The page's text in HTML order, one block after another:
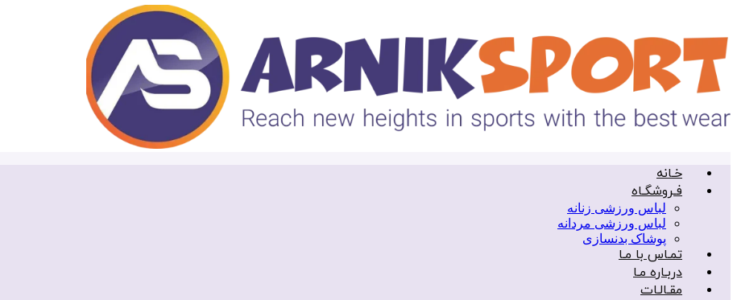
خـانه
فـروشگـاه
لباس ورزشی زنانه
لباس ورزشی مردانه
پوشاک بدنسازی
تمـاس با مـا
دربـاره مـا
مقـالـات